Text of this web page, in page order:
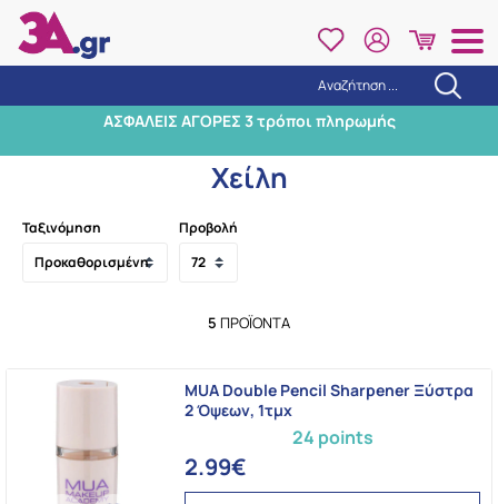
Αναζήτηση ...
ΑΣΦΑΛΕΙΣ ΑΓΟΡΕΣ 3 τρόποι πληρωμής
Αναζήτηση
Αξεσουάρ Μακιγιάζ - Beauty Tools
Χείλη
Ταξινόμηση Προβολή
5 ΠΡΟΪΌΝΤΑ
24 points
MUA Double Pencil Sharpener Ξύστρα
2 Όψεων, 1τμχ
2.99€